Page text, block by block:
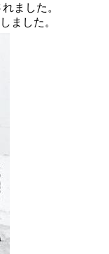
ました。
ました。